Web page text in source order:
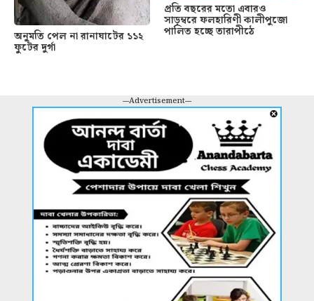
অনুমতি পেল না রানাঘাটের ১১২
ফুটের দুর্গা
প্রতি বছরের মতো এবারও
সাড়ম্বরে ফলহারিণী কালীপুজো
পালিত হচ্ছে তারাপীঠে
---Advertisement---